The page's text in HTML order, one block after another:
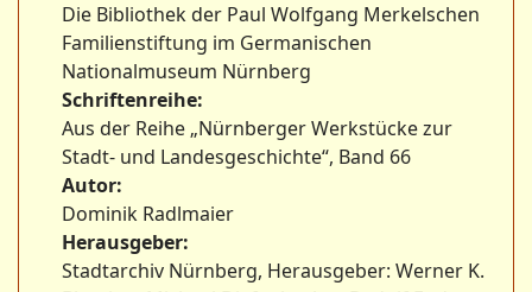
Die Bibliothek der Paul Wolfgang Merkelschen
Familienstiftung im Germanischen
Nationalmuseum Nürnberg
Schriftenreihe:
Aus der Reihe „Nürnberger Werkstücke zur
Stadt- und Landesgeschichte“, Band 66
Autor:
Dominik Radlmaier
Herausgeber:
Stadtarchiv Nürnberg, Herausgeber: Werner K.